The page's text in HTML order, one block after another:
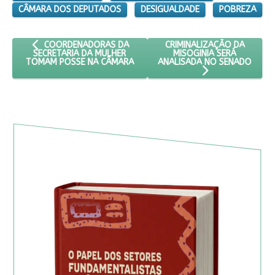
CÂMARA DOS DEPUTADOS
DESIGUALDADE POBREZA
ARTIGO ANTERIOR: COORDENADORAS DA SECRETARIA DA
COORDENADORAS DA
SECRETARIA DA MULHER
TOMAM POSSE NA CÂMARA
PRÓXIMO ARTIGO:
CRIMINALIZAÇÃO DA
MISOGINIA SERÁ
ANALISADA NO SENADO